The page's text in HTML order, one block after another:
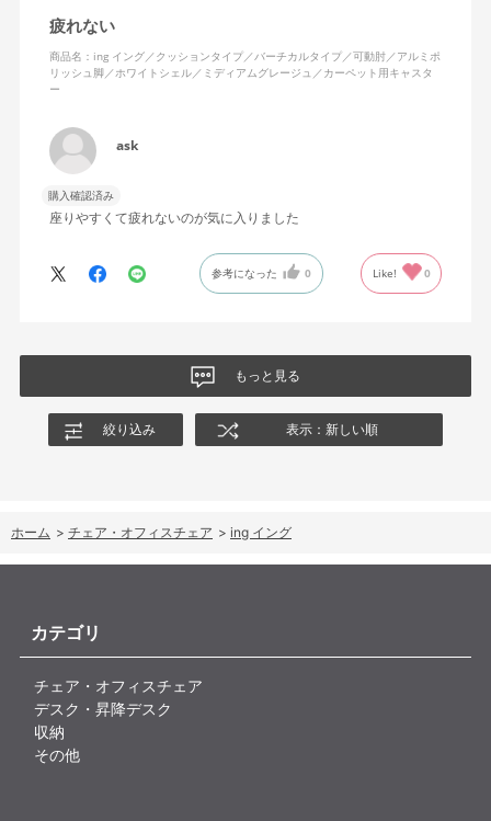
疲れない
商品名：ing イング／クッションタイプ／バーチカルタイプ／可動肘／アルミポ
リッシュ脚／ホワイトシェル／ミディアムグレージュ／カーペット用キャスタ
ー
ask
購入確認済み
座りやすくて疲れないのが気に入りました
参考になった 0 Like! 0
もっと見る
絞り込み 表示：新しい順
ホーム > チェア・オフィスチェア > ing イング
カテゴリ
チェア・オフィスチェア
デスク・昇降デスク
収納
その他